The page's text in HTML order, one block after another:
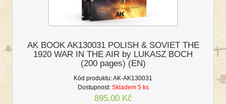
AK BOOK AK130031 POLISH & SOVIET THE
1920 WAR IN THE AIR by LUKASZ BOCH
(200 pages) (EN)
Kód produktu:AK-AK130031
Dostupnost: Skladem 5 ks
895,00 Kč